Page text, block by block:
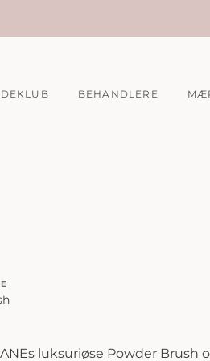
BEHANDLERE
luksuriøse Powder Brush